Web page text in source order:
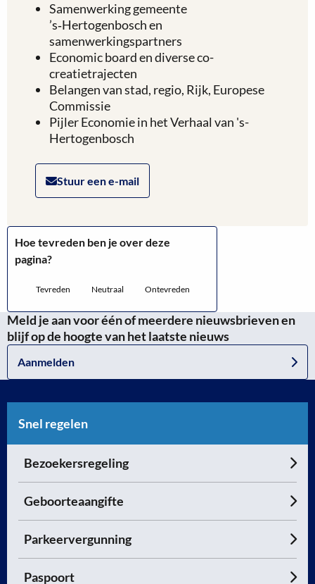
Samenwerking gemeente
’s‑Hertogenbosch en
samenwerkingspartners
Economic board en diverse co-
creatietrajecten
Belangen van stad, regio, Rijk, Europese
Commissie
Pijler Economie in het Verhaal van 's-
Hertogenbosch
Stuur een e-mail
Hoe tevreden ben je over deze
pagina?
Tevreden Neutraal Ontevreden
Meld je aan voor één of meerdere nieuwsbrieven en
blijf op de hoogte van het laatste nieuws
Aanmelden
Snel regelen
Bezoekersregeling
Geboorteaangifte
Parkeervergunning
Paspoort